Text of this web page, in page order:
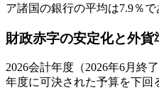
ア諸国の銀行の平均は7.9％で
財政赤字の安定化と外
2026会計年度（2026年6月終
年度に可決された予算を下回